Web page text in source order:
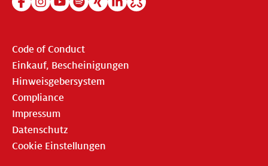
Code of Conduct
Einkauf, Bescheinigungen
Hinweisgebersystem
Compliance
Impressum
Datenschutz
Cookie Einstellungen